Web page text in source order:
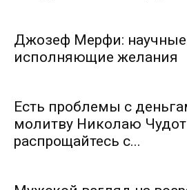
Джозеф Мерфи:
исполняющие желания
Есть проблемы с
молитву Николаю
распрощайтесь с...